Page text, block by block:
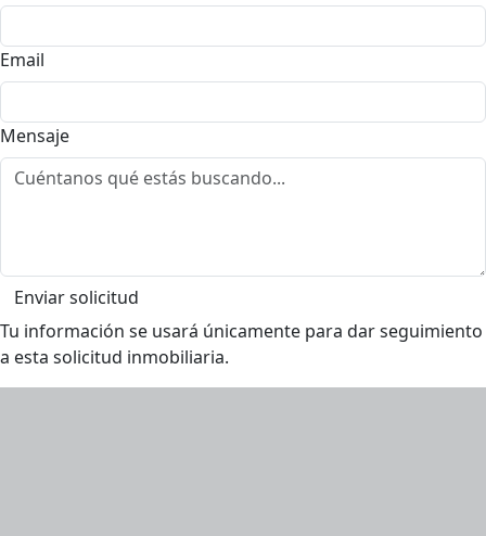
Email
Mensaje
Enviar solicitud
Tu información se usará únicamente para dar seguimiento
a esta solicitud inmobiliaria.